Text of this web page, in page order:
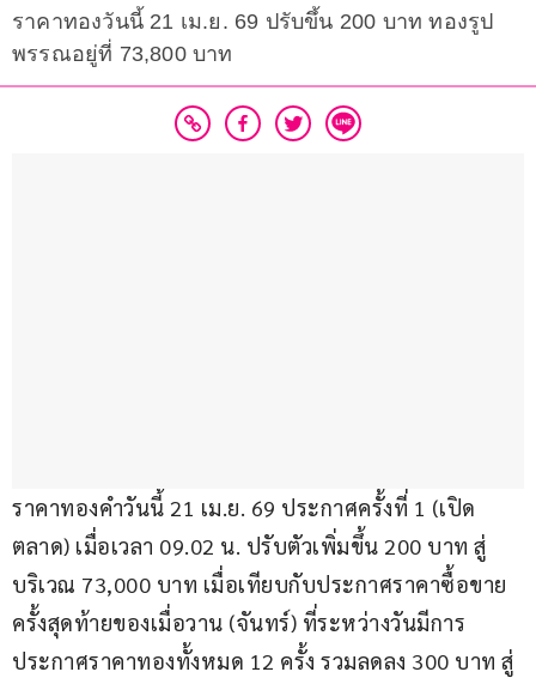
ราคาทองวันนี้ 21 เม.ย. 69 ปรับขึ้น 200 บาท ทองรูป
พรรณอยู่ที่ 73,800 บาท
ราคาทองคำวันนี้ 21 เม.ย. 69 ประกาศครั้งที่ 1 (เปิด
ตลาด) เมื่อเวลา 09.02 น. ปรับตัวเพิ่มขึ้น 200 บาท สู่
บริเวณ 73,000 บาท เมื่อเทียบกับประกาศราคาซื้อขาย
ครั้งสุดท้ายของเมื่อวาน (จันทร์) ที่ระหว่างวันมีการ
ประกาศราคาทองทั้งหมด 12 ครั้ง รวมลดลง 300 บาท สู่